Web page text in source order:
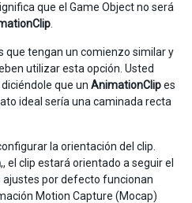
que el Game Object no será
que tengan un comienzo similar y
utilizar esta opción. Usted
que un AnimationClipes
ideal sería una caminada recta
la orientación del clip.
,, el clip estará orientado a seguir el
ajustes por defecto funcionan
Motion Capture (Mocap)